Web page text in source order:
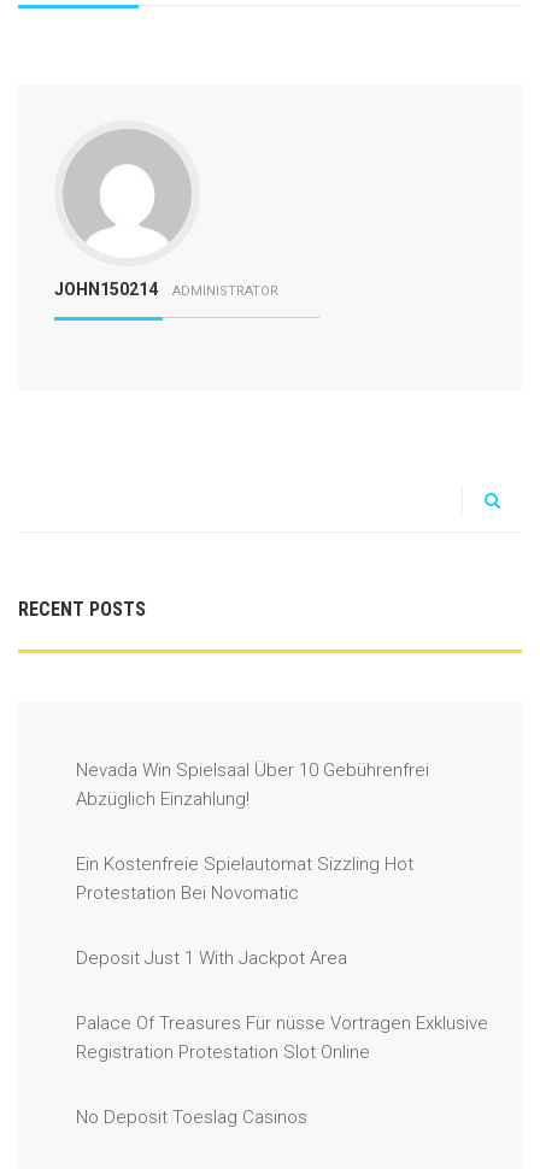
JOHN150214 ADMINISTRATOR
RECENT POSTS
Nevada Win Spielsaal Über 10 Gebührenfrei
Abzüglich Einzahlung!
Ein Kostenfreie Spielautomat Sizzling Hot
Protestation Bei Novomatic
Deposit Just 1 With Jackpot Area
Palace Of Treasures Für nüsse Vortragen Exklusive
Registration Protestation Slot Online
No Deposit Toeslag Casinos